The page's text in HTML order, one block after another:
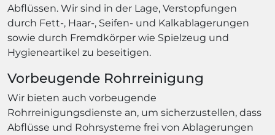
Abflüssen. Wir sind in der Lage, Verstopfungen
durch Fett-, Haar-, Seifen- und Kalkablagerungen
sowie durch Fremdkörper wie Spielzeug und
Hygieneartikel zu beseitigen.
Vorbeugende Rohrreinigung
Wir bieten auch vorbeugende
Rohrreinigungsdienste an, um sicherzustellen, dass
Abflüsse und Rohrsysteme frei von Ablagerungen